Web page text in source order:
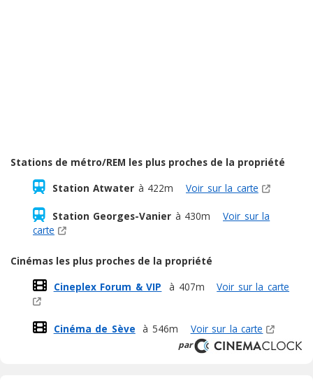
Stations de métro/REM les plus proches de la propriété
Station Atwater à 422m Voir sur la carte
Station Georges-Vanier à 430m
Voir sur la
carte
Cinémas les plus proches de la propriété
Cineplex Forum & VIP
à 407m Voir sur la carte
Cinéma de Sève à 546m Voir sur la carte
par